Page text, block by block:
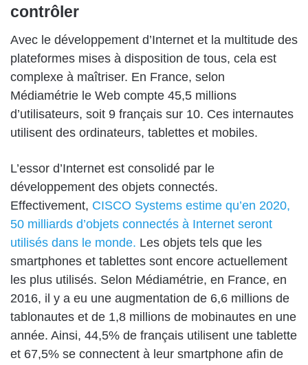
contrôler
Avec le développement d’Internet et la multitude des
plateformes mises à disposition de tous, cela est
complexe à maîtriser. En France, selon
Médiamétrie le Web compte 45,5 millions
d’utilisateurs, soit 9 français sur 10. Ces internautes
utilisent des ordinateurs, tablettes et mobiles.
L’essor d’Internet est consolidé par le
développement des objets connectés.
Effectivement, CISCO Systems estime qu’en 2020,
50 milliards d’objets connectés à Internet seront
utilisés dans le monde. Les objets tels que les
smartphones et tablettes sont encore actuellement
les plus utilisés. Selon Médiamétrie, en France, en
2016, il y a eu une augmentation de 6,6 millions de
tablonautes et de 1,8 millions de mobinautes en une
année. Ainsi, 44,5% de français utilisent une tablette
et 67,5% se connectent à leur smartphone afin de